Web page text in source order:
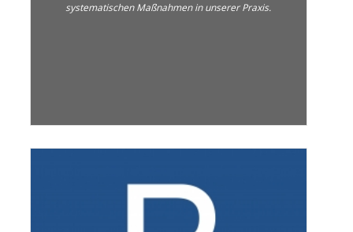
systematischen Maßnahmen in unserer Praxis.